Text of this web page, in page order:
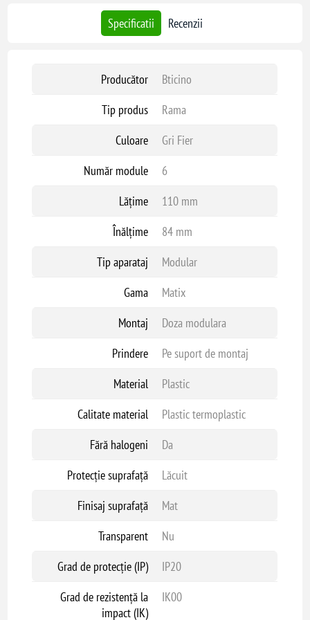
Specificatii Recenzii
Producător
Bticino
Tip produs
Rama
Culoare
Gri Fier
Număr module
6
Lățime
110 mm
Înălțime
84 mm
Tip aparataj
Modular
Gama
Matix
Montaj
Doza modulara
Prindere
Pe suport de montaj
Material
Plastic
Calitate material
Plastic termoplastic
Fără halogeni
Da
Protecție suprafață
Lăcuit
Finisaj suprafață
Mat
Transparent
Nu
Grad de protecție (IP)
IP20
Grad de rezistență la
impact (IK)
IK00